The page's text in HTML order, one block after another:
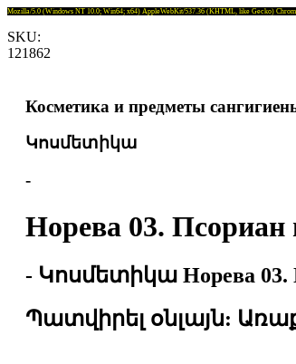
Mozilla/5.0 (Windows NT 10.0; Win64; x64) AppleWebKit/537.36 (KHTML, like Gecko)
SKU:
121862
Косметика и предметы
Կոսմետիկա
-
Норева 03.
- Կոսմետիկա Норева 03.
Պատվիրել օնլայն: